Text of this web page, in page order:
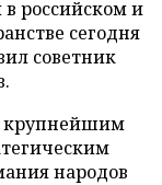
в российском и
сегодня
советник
крупнейшим
народов